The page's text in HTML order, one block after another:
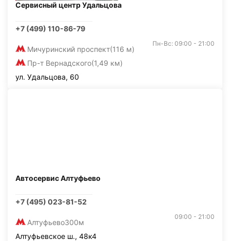
Сервисный центр Удальцова
+7 (499) 110-86-79
Мичуринский проспект(116 м)
Пр-т Вернадского(1,49 км)
Пн-Вс: 09:00 - 21:00
ул. Удальцова, 60
Автосервис Алтуфьево
+7 (495) 023-81-52
Алтуфьево300м
09:00 - 21:00
Алтуфьевское ш., 48к4